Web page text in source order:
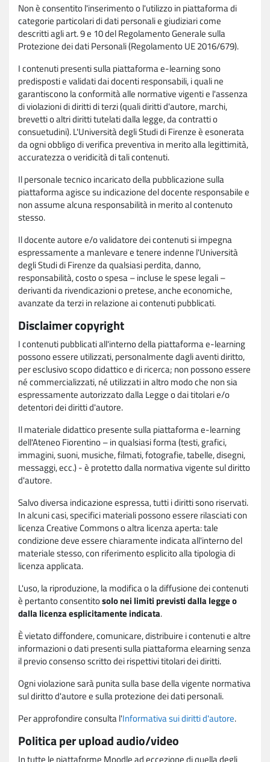
Non è consentito l'inserimento o l'utilizzo in piattaforma di
categorie particolari di dati personali e giudiziari come
descritti agli art. 9 e 10 del Regolamento Generale sulla
Protezione dei dati Personali (Regolamento UE 2016/679).
I contenuti presenti sulla piattaforma e-learning sono
predisposti e validati dai docenti responsabili, i quali ne
garantiscono la conformità alle normative vigenti e l'assenza
di violazioni di diritti di terzi (quali diritti d'autore, marchi,
brevetti o altri diritti tutelati dalla legge, da contratti o
consuetudini). L'Università degli Studi di Firenze è esonerata
da ogni obbligo di verifica preventiva in merito alla legittimità,
accuratezza o veridicità di tali contenuti.
Il personale tecnico incaricato della pubblicazione sulla
piattaforma agisce su indicazione del docente responsabile e
non assume alcuna responsabilità in merito al contenuto
stesso.
Il docente autore e/o validatore dei contenuti si impegna
espressamente a manlevare e tenere indenne l'Università
degli Studi di Firenze da qualsiasi perdita, danno,
responsabilità, costo o spesa – incluse le spese legali –
derivanti da rivendicazioni o pretese, anche economiche,
avanzate da terzi in relazione ai contenuti pubblicati.
Disclaimer copyright
I contenuti pubblicati all'interno della piattaforma e-learning
possono essere utilizzati, personalmente dagli aventi diritto,
per esclusivo scopo didattico e di ricerca; non possono essere
né commercializzati, né utilizzati in altro modo che non sia
espressamente autorizzato dalla Legge o dai titolari e/o
detentori dei diritti d'autore.
Il materiale didattico presente sulla piattaforma e-learning
dell'Ateneo Fiorentino – in qualsiasi forma (testi, grafici,
immagini, suoni, musiche, filmati, fotografie, tabelle, disegni,
messaggi, ecc.) - è protetto dalla normativa vigente sul diritto
d'autore.
Salvo diversa indicazione espressa, tutti i diritti sono riservati.
In alcuni casi, specifici materiali possono essere rilasciati con
licenza Creative Commons o altra licenza aperta: tale
condizione deve essere chiaramente indicata all'interno del
materiale stesso, con riferimento esplicito alla tipologia di
licenza applicata.
L'uso, la riproduzione, la modifica o la diffusione dei contenuti
è pertanto consentitosolo nei limiti previsti dalla legge o
dalla licenza esplicitamente indicata.
È vietato diffondere, comunicare, distribuire i contenuti e altre
informazioni o dati presenti sulla piattaforma elearning senza
il previo consenso scritto dei rispettivi titolari dei diritti.
Ogni violazione sarà punita sulla base della vigente normativa
sul diritto d'autore e sulla protezione dei dati personali.
Per approfondire consulta l'Informativa sui diritti d'autore.
Politica per upload audio/video
In tutte le piattaforme Moodle ad eccezione di quella degli